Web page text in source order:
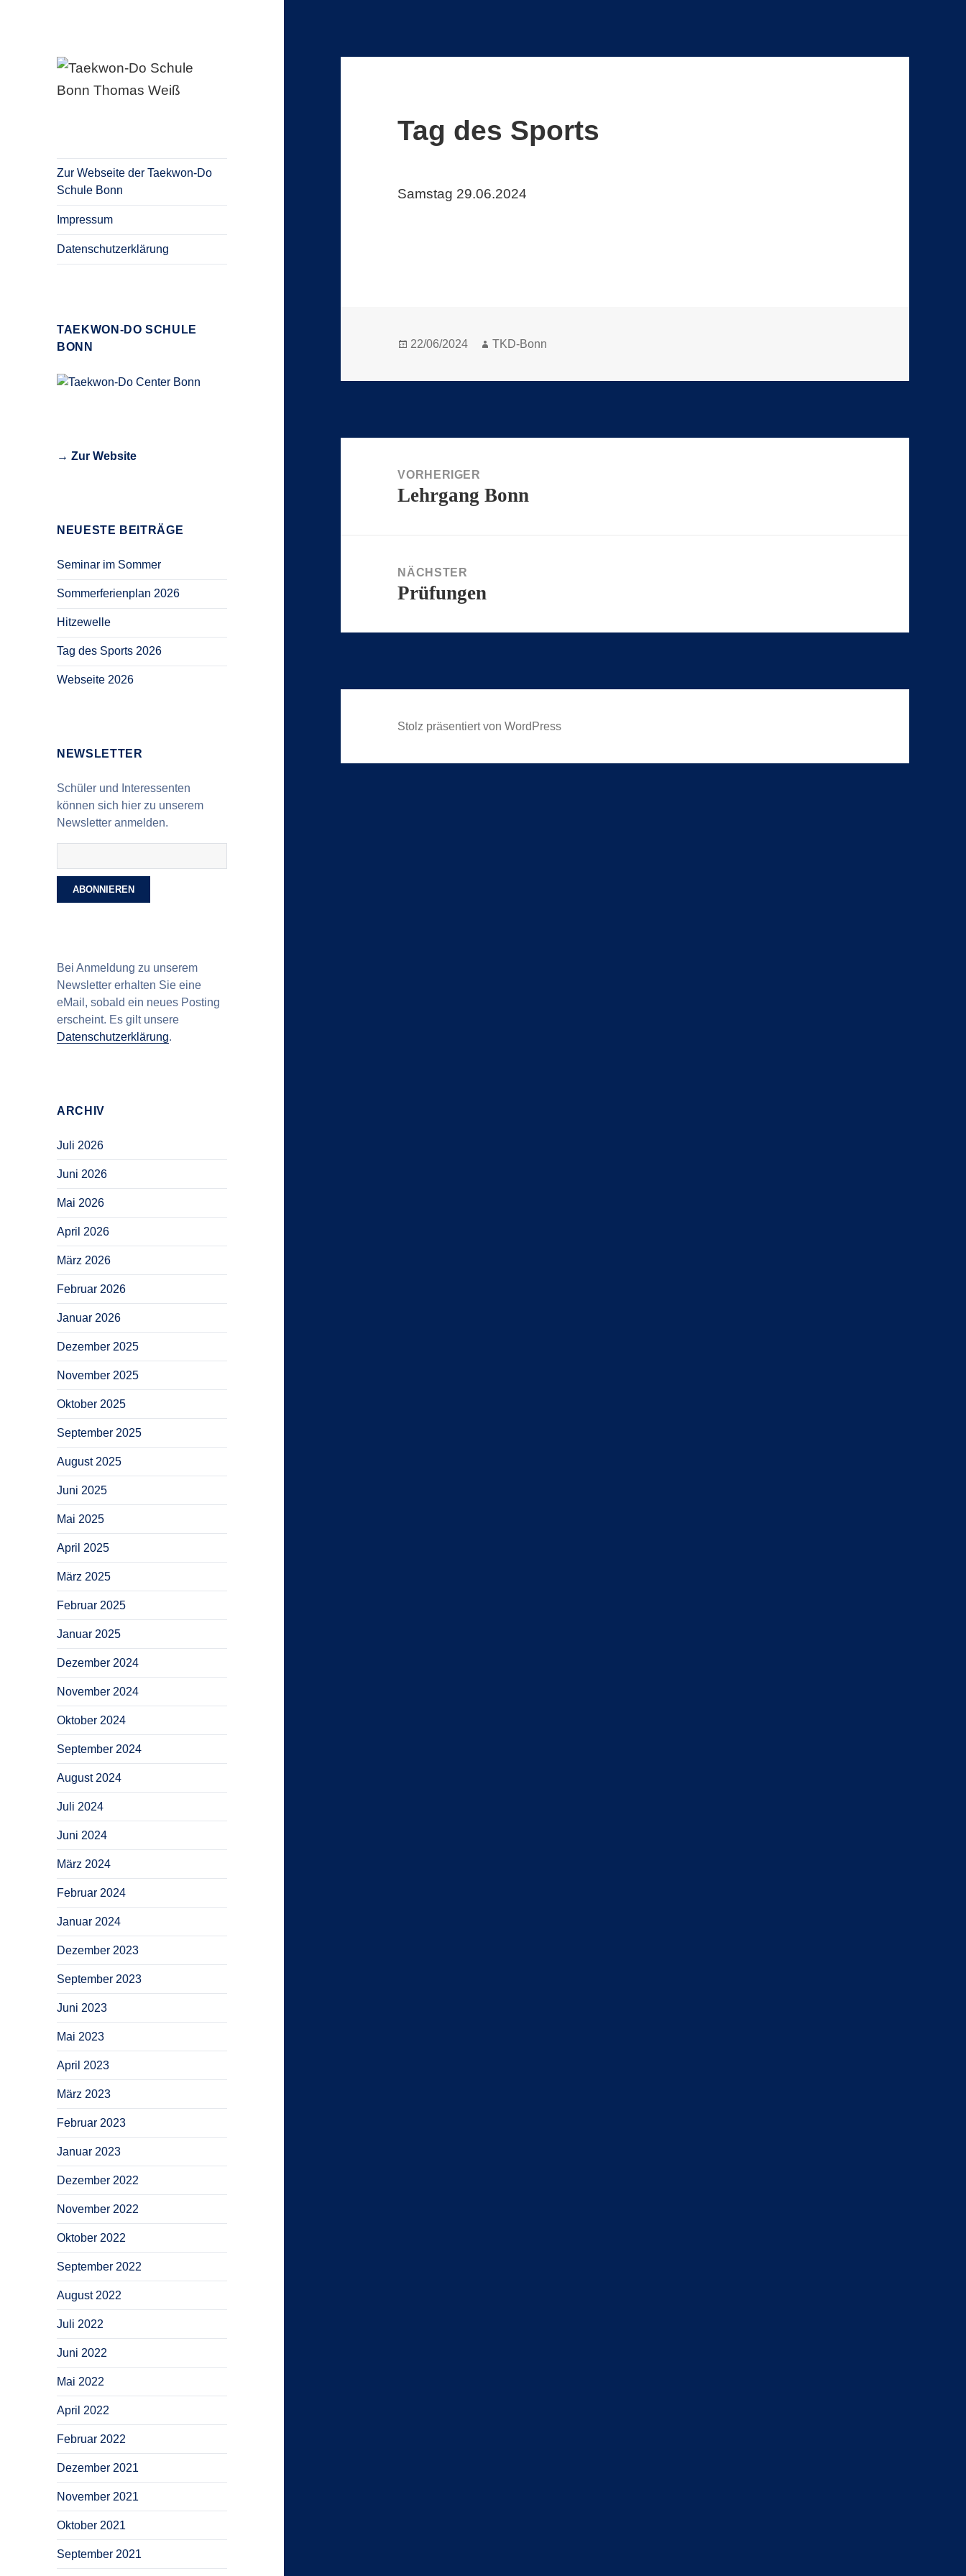
Thomas Weiß
Zur Webseite der Taekwon-Do
Schule Bonn
Impressum
Datenschutzerklärung
TAEKWON-DO SCHULE
BONN
→ Zur Website
NEUESTE BEITRÄGE
Seminar im Sommer
Sommerferienplan 2026
Hitzewelle
Tag des Sports 2026
Webseite 2026
NEWSLETTER
Schüler und Interessenten
können sich hier zu unserem
Newsletter anmelden.
Bei Anmeldung zu unserem
Newsletter erhalten Sie eine
eMail, sobald ein neues Posting
erscheint. Es gilt unsere
Datenschutzerklärung.
ARCHIV
Juli 2026
Juni 2026
Mai 2026
April 2026
März 2026
Februar 2026
Januar 2026
Dezember 2025
November 2025
Oktober 2025
September 2025
August 2025
Juni 2025
Mai 2025
April 2025
März 2025
Februar 2025
Januar 2025
Dezember 2024
November 2024
Oktober 2024
September 2024
August 2024
Juli 2024
Juni 2024
März 2024
Februar 2024
Januar 2024
Dezember 2023
September 2023
Juni 2023
Mai 2023
April 2023
März 2023
Februar 2023
Januar 2023
Dezember 2022
November 2022
Oktober 2022
September 2022
August 2022
Juli 2022
Juni 2022
Mai 2022
April 2022
Februar 2022
Dezember 2021
November 2021
Oktober 2021
September 2021
Tag des Sports
Samstag 29.06.2024
Veröffentlicht
22/06/2024 Autor
TKD-Bonn
VORHERIGER
Vorheriger
Lehrgang Bonn
NÄCHSTER
Nächster
Prüfungen
Stolz präsentiert von WordPress